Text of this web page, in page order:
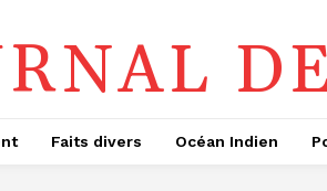
Faits divers Océan Indien